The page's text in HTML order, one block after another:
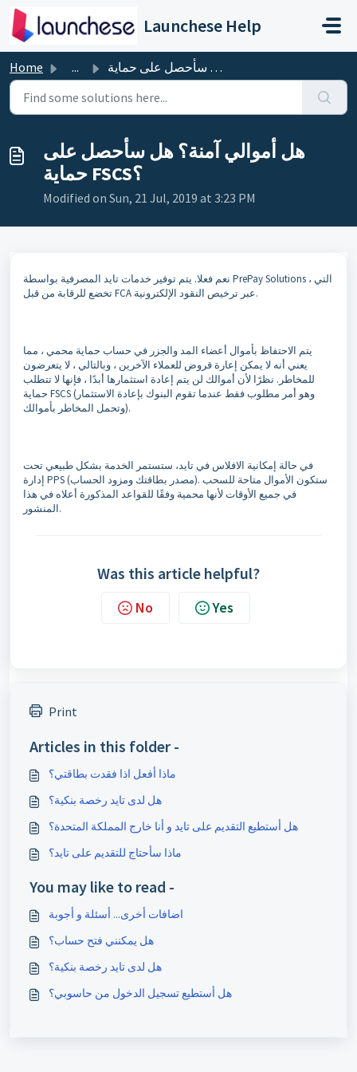
Skip to main content
Launchese Help
Home ...
هل أموالي آمنة؟ هل سأحصل على
حماية FSCS؟
Modified on Sun, 21 Jul, 2019 at 3:23 PM
نعم فعلا. يتم توفير خدمات تايد المصرفية بواسطة PrePay Solutions ، التي
تخضع للرقابة من قبل FCA عبر ترخيص النقود الإلكترونية.
يتم الاحتفاظ بأموال أعضاء المد والجزر في حساب حماية محمي ، مما
يعني أنه لا يمكن إعارة قروض للعملاء الآخرين ، وبالتالي ، لا يتعرضون
للمخاطر. نظرًا لأن أموالك لن يتم إعادة استثمارها أبدًا ، فإنها لا تتطلب
حماية FSCS (وهو أمر مطلوب فقط عندما تقوم البنوك بإعادة الاستثمار
وتحمل المخاطر بأموالك).
في حالة إمكانية الافلاس في تايد، ستستمر الخدمة بشكل طبيعي تحت
إدارة PPS (مصدر بطاقتك ومزود الحساب). ستكون الأموال متاحة للسحب
في جميع الأوقات لأنها محمية وفقًا للقواعد المذكورة أعلاه في هذا
المنشور.
Was this article helpful?
No Yes
Print
Articles in this folder -
ماذا أفعل اذا فقدت بطاقتي؟
هل لدى تايد رخصة بنكية؟
هل أستطيع التقديم على تايد و أنا خارج المملكة المتحدة؟
ماذا سأحتاج للتقديم على تايد؟
You may like to read -
اضافات أخرى... أسئلة و أجوبة
هل يمكنني فتح حساب؟
هل لدى تايد رخصة بنكية؟
هل أستطيع تسجيل الدخول من حاسوبي؟